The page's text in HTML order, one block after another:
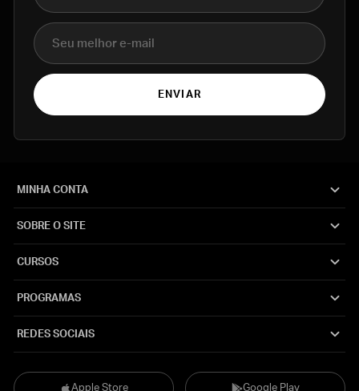
E-mail
ENVIAR
Apple Store Google Play
MINHA CONTA
SOBRE O SITE
CURSOS
PROGRAMAS
REDES SOCIAIS